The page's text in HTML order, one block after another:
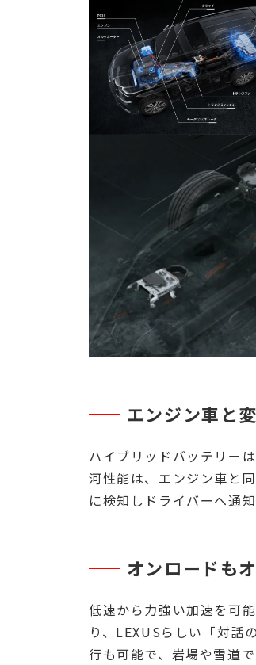
エンジン車と
ハイブリッドバッテリー
河性能は、エンジン車と
に検知しドライバーへ通知
オンロードも
低速から力強い加速を可
り、LEXUSらしい「対話
行も可能で、岩場や雪道